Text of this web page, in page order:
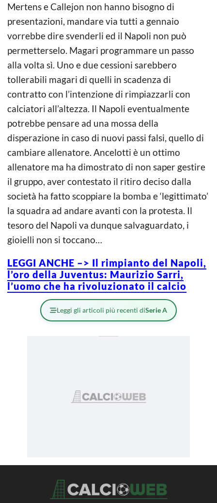
Mertens e Callejon non hanno bisogno di
presentazioni, mandare via tutti a gennaio
vorrebbe dire svenderli ed il Napoli non può
permetterselo. Magari programmare un passo
alla volta sì. Uno e due cessioni sarebbero
tollerabili magari di quelli in scadenza di
contratto con l’intenzione di rimpiazzarli con
calciatori all’altezza. Il Napoli eventualmente
potrebbe pensare ad una mossa della
disperazione in caso di nuovi passi falsi, quello di
cambiare allenatore. Ancelotti è un ottimo
allenatore ma ha dimostrato di non saper gestire
il gruppo, aver contestato il ritiro deciso dalla
società ha fatto scoppiare la bomba e ‘legittimato’
la squadra ad andare avanti con la protesta. Il
tesoro del Napoli va dunque salvaguardato, i
gioielli non si toccano…
LEGGI ANCHE –> Il rimpianto del Napoli,
l’oro della Juventus: Maurizio Sarri,
l’uomo che ha rivoluzionato il calcio
Leggi gli articoli più recenti diSerie A